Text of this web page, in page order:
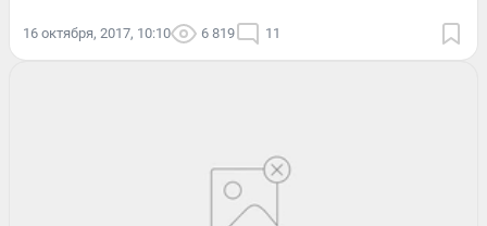
16 октября, 2017, 10:10 6 819 11